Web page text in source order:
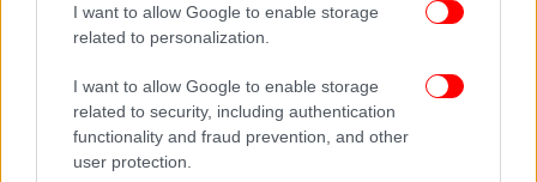
I want to allow Google to enable storage
related to personalization.
I want to allow Google to enable storage
related to security, including authentication
functionality and fraud prevention, and other
user protection.